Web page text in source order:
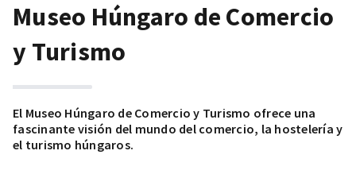
Museo Húngaro de Comercio
y Turismo
El Museo Húngaro de Comercio y Turismo ofrece una
fascinante visión del mundo del comercio, la hostelería y
el turismo húngaros.